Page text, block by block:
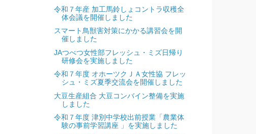
令和７年産 加工馬鈴しょコントラ収穫全
体会議を開催しました
スマート鳥獣害対策にかかる講習会を開
催しました
JAつべつ女性部フレッシュ・ミズ日帰り
研修会を実施しました
令和７年度 オホーツクＪＡ女性協 フレッ
シュ・ミズ夏季交流会を開催しました
大豆生産組合 大豆コンバイン整備を実施
しました
令和７年度 津別中学校出前授業「農業体
験の事前学習講座 」を実施しました